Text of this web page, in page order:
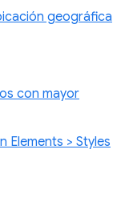
geográfica
con mayor
Elements > Styles